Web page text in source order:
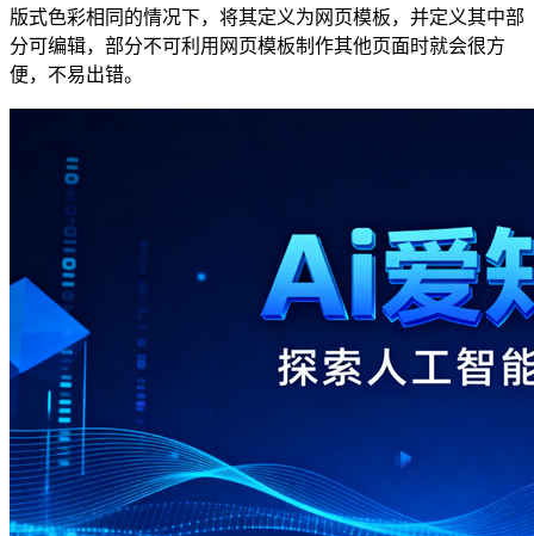
版式色彩相同的情况下，将其定义为网页模板，并定义其中部
分可编辑，部分不可利用网页模板制作其他页面时就会很方
便，不易出错。